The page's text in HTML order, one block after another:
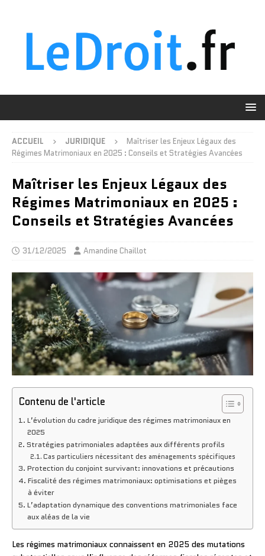
ACCUEIL JURIDIQUE
Maîtriser les Enjeux Légaux des
Régimes Matrimoniaux en 2025 : Conseils et Stratégies Avancées
Maîtriser les Enjeux Légaux des
Régimes Matrimoniaux en 2025 :
Conseils et Stratégies Avancées
31/12/2025 Amandine Chaillot
Contenu de l'article
L’évolution du cadre juridique des régimes matrimoniaux en
2025
Stratégies patrimoniales adaptées aux différents profils
Cas particuliers nécessitant des aménagements spécifiques
Protection du conjoint survivant: innovations et précautions
Fiscalité des régimes matrimoniaux: optimisations et pièges
à éviter
L’adaptation dynamique des conventions matrimoniales face
aux aléas de la vie
Les régimes matrimoniaux connaissent en 2025 des mutations